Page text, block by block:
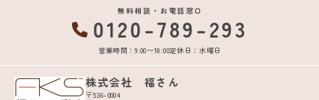
無料相談・お電話窓口
0120-789-293
営業時間：9:00〜18:00定休日：水曜日
株式会社 福さん
〒536-0004